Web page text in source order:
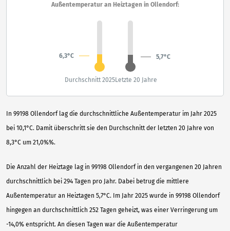
In 99198 Ollendorf lag die durchschnittliche Außentemperatur im Jahr 2025
bei 10,1°C. Damit überschritt sie den Durchschnitt der letzten 20 Jahre von
8,3°C um 21,0%%.
Die Anzahl der Heiztage lag in 99198 Ollendorf in den vergangenen 20 Jahren
durchschnittlich bei 294 Tagen pro Jahr. Dabei betrug die mittlere
Außentemperatur an Heiztagen 5,7°C. Im Jahr 2025 wurde in 99198 Ollendorf
hingegen an durchschnittlich 252 Tagen geheizt, was einer Verringerung um
-14,0% entspricht. An diesen Tagen war die Außentemperatur
Außentemperatur an Heiztagen in Ollendorf:
6,3°C 5,7°C
Durchschnitt 2025Letzte 20 Jahre